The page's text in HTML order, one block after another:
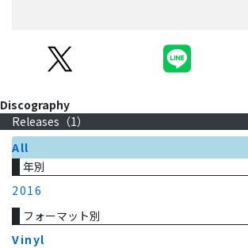
Discography
Releases（1）
All
年別
2016
フォーマット別
Vinyl